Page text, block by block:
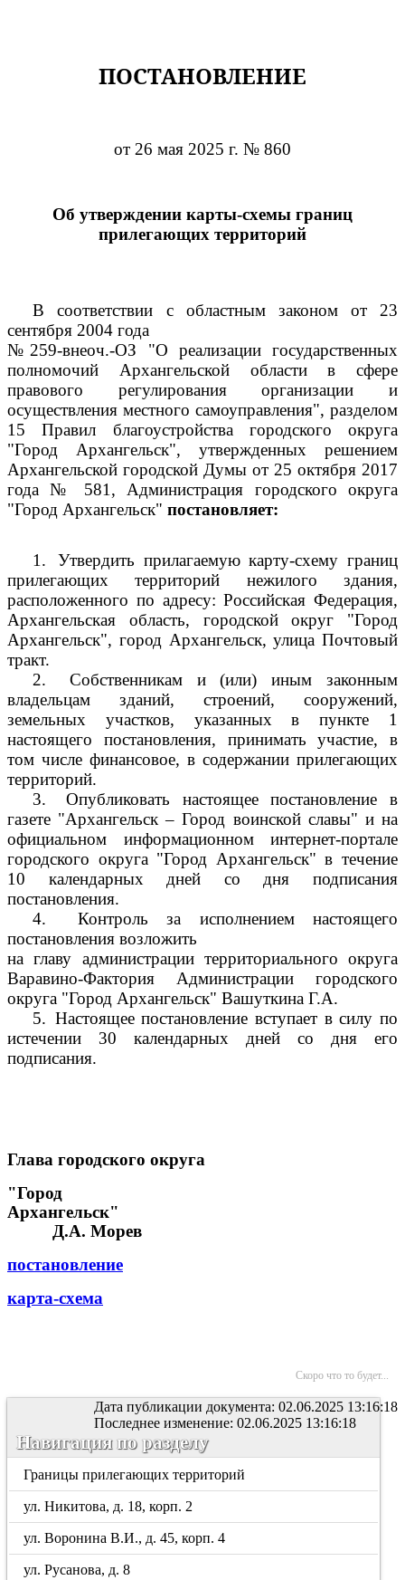
ПОСТАНОВЛЕНИЕ
от 26 мая 2025 г. № 860
Об утверждении карты-схемы границ
прилегающих территорий
В соответствии с областным законом от 23
сентября 2004 года
№259-внеоч.-ОЗ "О реализации государственных
полномочий Архангельской области в сфере
правового регулирования организации и
осуществления местного самоуправления", разделом
15 Правил благоустройства городского округа
"Город Архангельск", утвержденных решением
Архангельской городской Думы от 25 октября 2017
года № 581, Администрация городского округа
"Город Архангельск" постановляет:
1.
Утвердить прилагаемую карту-схему границ
прилегающих территорий нежилого здания,
расположенного по адресу: Российская Федерация,
Архангельская область, городской округ "Город
Архангельск", город Архангельск, улица Почтовый
тракт.
2.
Собственникам и (или) иным законным
владельцам зданий, строений, сооружений,
земельных участков, указанных в пункте 1
настоящего постановления, принимать участие, в
том числе финансовое, в содержании прилегающих
территорий.
3.
Опубликовать настоящее постановление в
газете "Архангельск – Город воинской славы" и на
официальном информационном интернет-портале
городского округа "Город Архангельск" в течение
10 календарных дней со дня подписания
постановления.
4.
Контроль за исполнением настоящего
постановления возложить
на главу администрации территориального округа
Варавино-Фактория Администрации городского
округа "Город Архангельск" Вашуткина Г.А.
5. Настоящее постановление вступает в силу по
истечении 30 календарных дней со дня его
подписания.
Глава городского округа
"Город
Д.А. Морев
постановление
карта-схема
Скоро что то будет...
Дата публикации документа: 02.06.2025 13:16:18
Последнее изменение: 02.06.2025 13:16:18
Навигация по разделу
Границы прилегающих территорий
ул. Никитова, д. 18, корп. 2
ул. Воронина В.И., д. 45, корп. 4
ул. Русанова, д. 8